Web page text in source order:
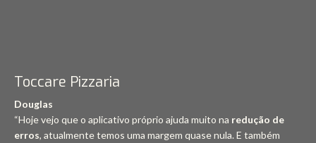
Toccare Pizzaria
Douglas
“Hoje vejo que o aplicativo próprio ajuda muito na redução de
erros, atualmente temos uma margem quase nula. E também